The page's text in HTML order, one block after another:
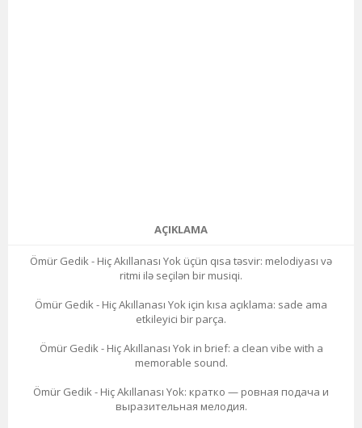
AÇIKLAMA
Ömür Gedik - Hiç Akıllanası Yok üçün qısa təsvir: melodiyası və
ritmi ilə seçilən bir musiqi.
Ömür Gedik - Hiç Akıllanası Yok için kısa açıklama: sade ama
etkileyici bir parça.
Ömür Gedik - Hiç Akıllanası Yok in brief: a clean vibe with a
memorable sound.
Ömür Gedik - Hiç Akıllanası Yok: кратко — ровная подача и
выразительная мелодия.